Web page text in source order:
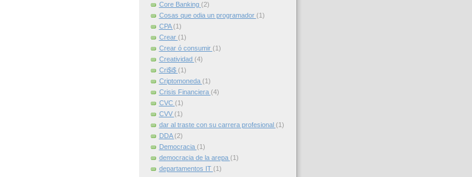
Core Banking (2)
Cosas que odia un programador (1)
CPA(1)
Crear (1)
Crear ó consumir (1)
Creatividad (4)
Cri$i$ (1)
Criptomoneda (1)
Crisis Financiera (4)
CVC (1)
CVV (1)
dar al traste con su carrera profesional (1)
DDA(2)
Democracia (1)
democracia de la arepa (1)
departamentos IT (1)